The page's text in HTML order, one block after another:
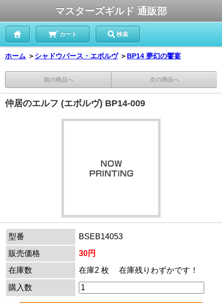
マスターズギルド 通販部
カート 検索
ホーム ＞ シャドウバース・エボルヴ ＞ BP14 夢幻の饗宴
前の商品へ 次の商品へ
仲居のエルフ (エボルヴ) BP14-009
型番
BSEB14053
販売価格
30円
在庫数
在庫2 枚 在庫残りわずかです！
購入数